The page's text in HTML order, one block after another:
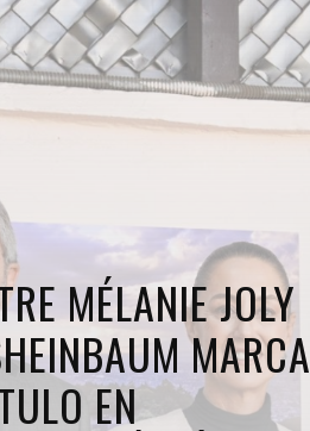
MÉLANIE JOLY
MARCA
EN